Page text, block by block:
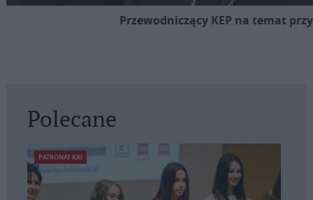
Przewodniczący KEP na temat
Polecane
PATRONAT KAI